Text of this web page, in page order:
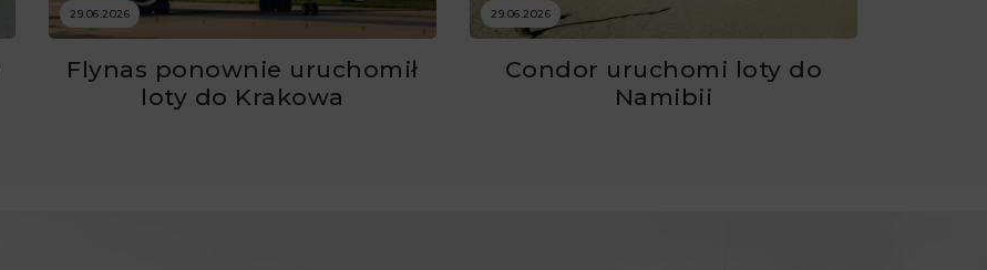
29.06.2026
Flynas ponownie uruchomił
loty do Krakowa
29.06.2026
Condor uruchomi loty do
Namibii